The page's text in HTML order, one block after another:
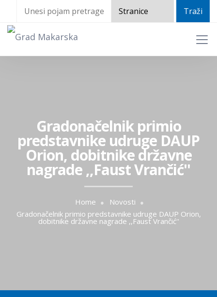
Gradonačelnik primio
predstavnike udruge DAUP
Orion, dobitnike državne
nagrade ,,Faust Vrančić''
Home
Novosti
Gradonačelnik primio predstavnike udruge DAUP Orion,
dobitnike državne nagrade ,,Faust Vrančić''